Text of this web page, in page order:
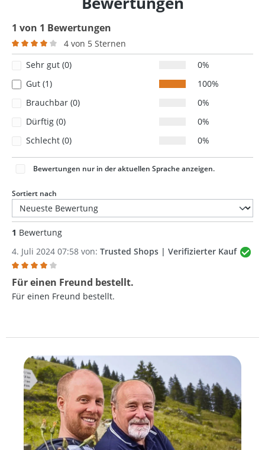
1 von 1 Bewertungen
Durchschnittliche Bewertung von 4 von 5 Sternen
4 von 5 Sternen
Sehr gut (0)
0%
Gut (1)
100%
Brauchbar (0)
0%
Dürftig (0)
0%
Schlecht (0)
0%
Bewertungen nur in der aktuellen Sprache anzeigen.
Sortiert nach
1 Bewertung
4. Juli 2024 07:58 von: Trusted Shops | Verifizierter Kauf
Bewertung mit 4 von 5 Sternen
Für einen Freund bestellt.
Für einen Freund bestellt.